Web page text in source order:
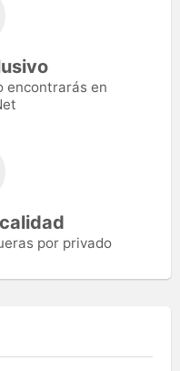
encontrarás en
por privado